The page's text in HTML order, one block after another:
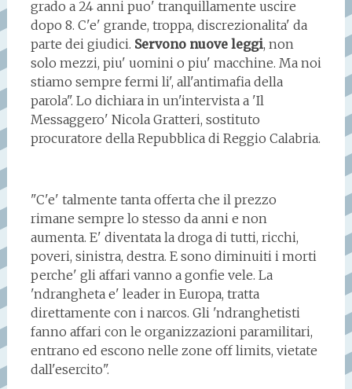
grado a 24 anni puo' tranquillamente uscire
dopo 8. C'e' grande, troppa, discrezionalita' da
parte dei giudici. Servono nuove leggi, non
solo mezzi, piu' uomini o piu' macchine. Ma noi
stiamo sempre fermi li', all'antimafia della
parola". Lo dichiara in un'intervista a 'Il
Messaggero' Nicola Gratteri, sostituto
procuratore della Repubblica di Reggio Calabria.
"C'e' talmente tanta offerta che il prezzo
rimane sempre lo stesso da anni e non
aumenta. E' diventata la droga di tutti, ricchi,
poveri, sinistra, destra. E sono diminuiti i morti
perche' gli affari vanno a gonfie vele. La
'ndrangheta e' leader in Europa, tratta
direttamente con i narcos. Gli 'ndranghetisti
fanno affari con le organizzazioni paramilitari,
entrano ed escono nelle zone off limits, vietate
dall'esercito".